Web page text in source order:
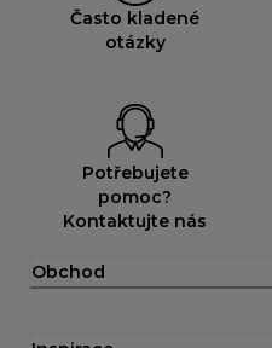
Často kladené
otázky
Potřebujete
pomoc?
Kontaktujte nás
Obchod